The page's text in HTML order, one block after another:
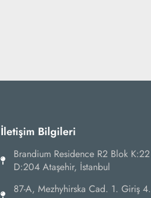
İletişim Bilgileri
Brandium Residence R2 Blok K:22
D:204 Ataşehir, İstanbul
87-А, Mezhyhirska Cad. 1. Giriş 4.